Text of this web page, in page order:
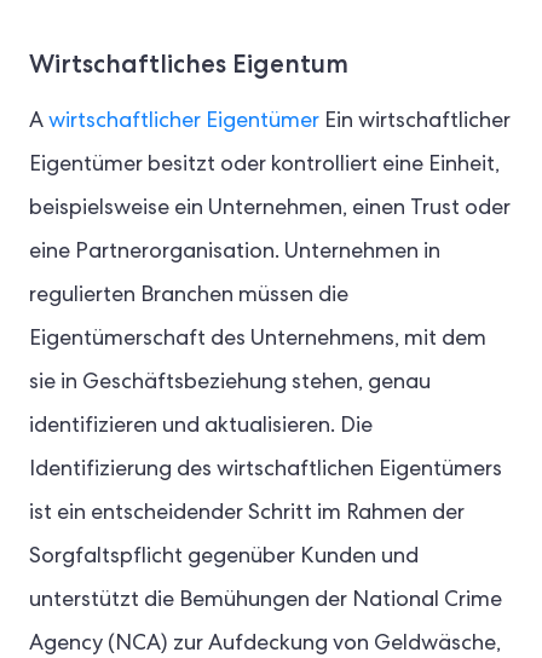
Wirtschaftliches Eigentum
A wirtschaftlicher Eigentümer Ein wirtschaftlicher
Eigentümer besitzt oder kontrolliert eine Einheit,
beispielsweise ein Unternehmen, einen Trust oder
eine Partnerorganisation. Unternehmen in
regulierten Branchen müssen die
Eigentümerschaft des Unternehmens, mit dem
sie in Geschäftsbeziehung stehen, genau
identifizieren und aktualisieren. Die
Identifizierung des wirtschaftlichen Eigentümers
ist ein entscheidender Schritt im Rahmen der
Sorgfaltspflicht gegenüber Kunden und
unterstützt die Bemühungen der National Crime
Agency (NCA) zur Aufdeckung von Geldwäsche,